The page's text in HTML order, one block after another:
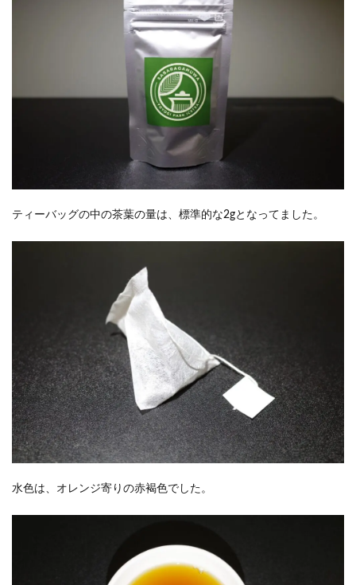
ティーバッグの中の茶葉の量は、標準的な2gとなってました。
水色は、オレンジ寄りの赤褐色でした。